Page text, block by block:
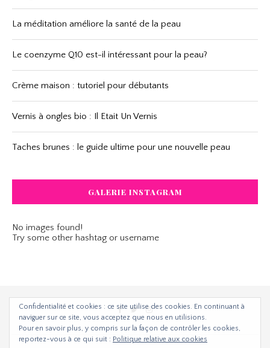
La méditation améliore la santé de la peau
Le coenzyme Q10 est-il intéressant pour la peau?
Crème maison : tutoriel pour débutants
Vernis à ongles bio : Il Etait Un Vernis
Taches brunes : le guide ultime pour une nouvelle peau
GALERIE INSTAGRAM
No images found!
Try some other hashtag or username